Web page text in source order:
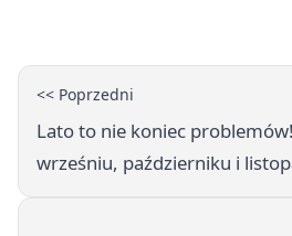
<< Poprzedni
Lato to nie koniec
wrześniu, październiku i